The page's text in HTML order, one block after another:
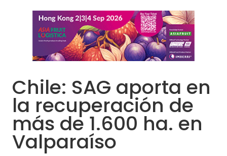
Chile: SAG aporta en
la recuperación de
más de 1.600 ha. en
Valparaíso